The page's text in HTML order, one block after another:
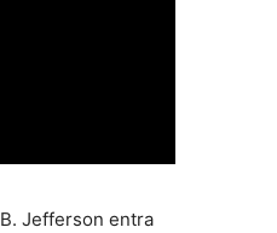
Jefferson entra